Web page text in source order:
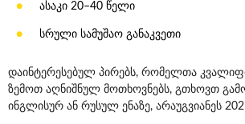
ასაკი 20–40 წელი
სრული სამუშაო განაკვეთი
დაინტერესებულ პირებს, რომელთა
ზემოთ აღნიშნულ მოთხოვნებს, გთხოვთ
ინგლისურ ან რუსულ ენაზე, არაუგვიანეს